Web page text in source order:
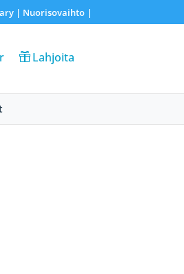
| Nuorisovaihto|
Lahjoita